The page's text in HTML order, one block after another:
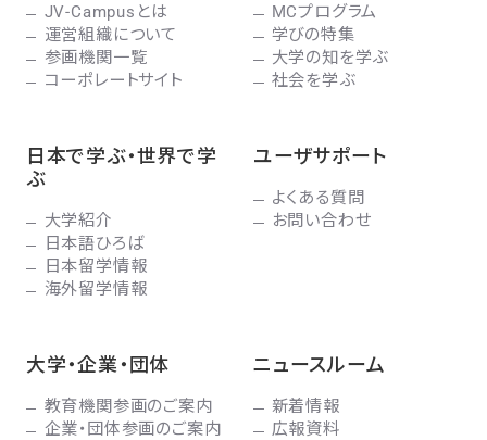
JV-Campusとは
運営組織について
参画機関一覧
コーポレートサイト
MCプログラム
学びの特集
大学の知を学ぶ
社会を学ぶ
日本で学ぶ・世界で学
ぶ
大学紹介
日本語ひろば
日本留学情報
海外留学情報
ユーザサポート
よくある質問
お問い合わせ
大学・企業・団体
教育機関参画のご案内
企業・団体参画のご案内
ニュースルーム
新着情報
広報資料